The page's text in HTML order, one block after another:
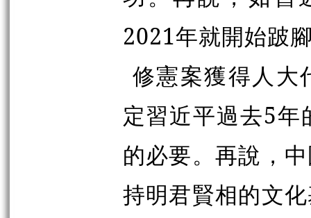
2021年就開始跛
修憲案獲得人大
定習近平過去5
的必要。再說，
持明君賢相的文